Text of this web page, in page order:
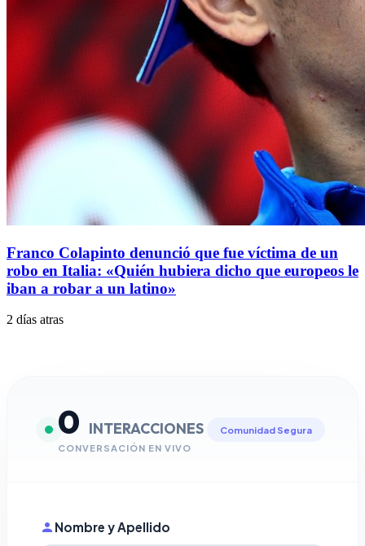
Franco Colapinto denunció que fue víctima de un
robo en Italia: «Quién hubiera dicho que europeos le
iban a robar a un latino»
2 días atras
0 INTERACCIONES
CONVERSACIÓN EN VIVO
Comunidad Segura
Nombre y Apellido